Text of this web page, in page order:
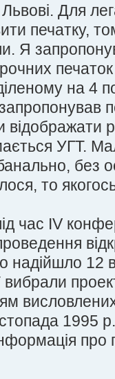
Для
печатку,
Я
на 4
УГТ.
без
то
час ІV
12
вибрали
1995
про